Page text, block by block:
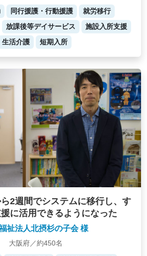
同行援護・行動援護
就労移行
放課後等デイサービス
施設入所支援
生活介護
短期入所
2週間でシステムに移行し、す
に活用できるようになった
祉法人北摂杉の子会 様
大阪府／約450名